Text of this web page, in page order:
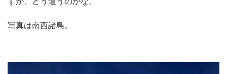
写真は南西諸島。